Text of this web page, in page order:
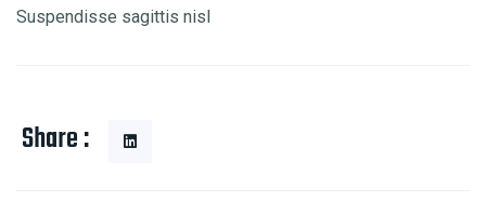
Suspendisse sagittis nisl
Share :